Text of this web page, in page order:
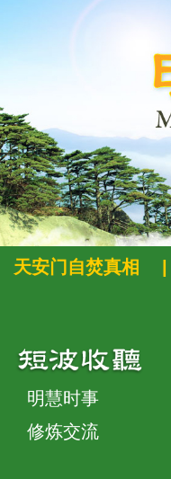
天安门自焚真相
明慧时事
修炼交流